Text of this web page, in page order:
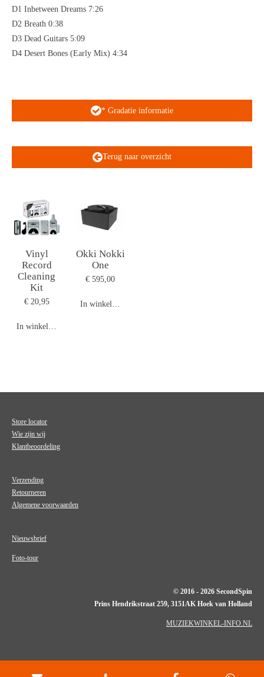
D1 Inbetween Dreams 7:26
D2 Breath 0:38
D3 Dead Guitars 5:09
D4 Desert Bones (Early Mix) 4:34
* Gradatie informatie
Terug naar overzicht
Vinyl
Record
Cleaning
Kit
€ 20,95
In winkelwagen
Okki Nokki
One
€ 595,00
In winkelwagen
Store locator
Wie zijn wij
Klantbeoordeling
Verzending
Retourneren
Algemene voorwaarden
Nieuwsbrief
Foto-tour
© 2016 - 2026 SecondSpin
Prins Hendrikstraat 259, 3151AK Hoek van Holland
MUZIEKWINKEL-INFO.NL